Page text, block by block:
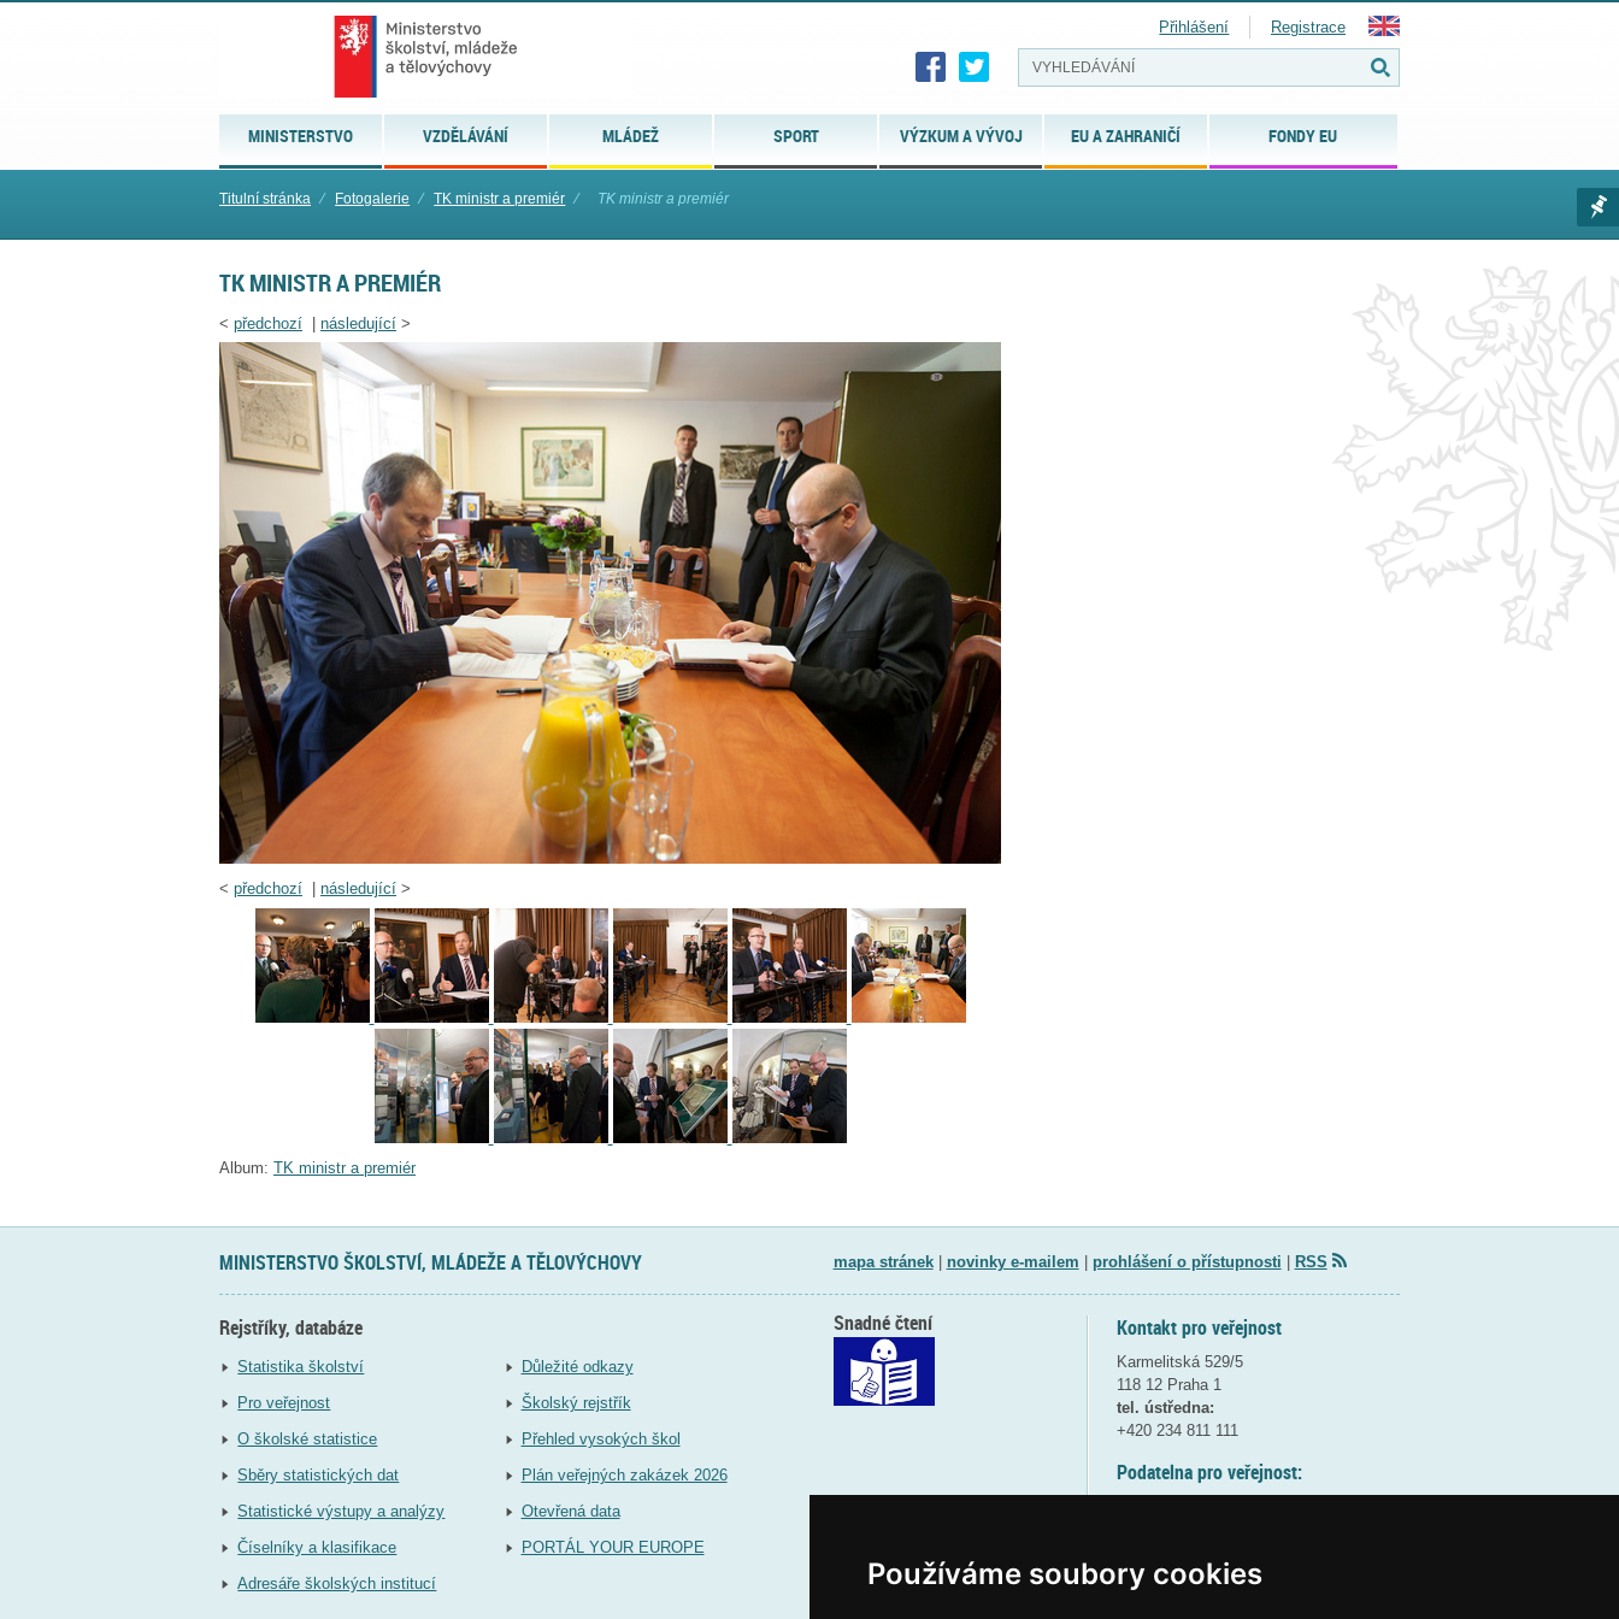
Používáme soubory cookies
MINISTERSTVO VZDĚLÁVÁNÍ MLÁDEŽ SPORT VÝZKUM A VÝVOJ EU A ZAHRANIČÍ FONDY EU
Přihlášení Registrace
Titulní stránka ⁄ Fotogalerie ⁄ TK ministr a premiér ⁄ TK ministr a premiér
TK MINISTR A PREMIÉR
< předchozí následující >
< předchozí následující >
Album: TK ministr a premiér
MINISTERSTVO ŠKOLSTVÍ, MLÁDEŽE A TĚLOVÝCHOVY mapa stránek| novinky e-mailem prohlášení o přístupnosti RSS
Rejstříky, databáze
Statistika školství
Pro veřejnost
O školské statistice
Sběry statistických dat
Statistické výstupy a analýzy
Číselníky a klasifikace
Adresáře školských institucí
Důležité odkazy
Školský rejstřík
Přehled vysokých škol
Plán veřejných zakázek 2026
Otevřená data
PORTÁL YOUR EUROPE
Kontakt pro veřejnost
Karmelitská 529/5
118 12 Praha 1
tel. ústředna:
+420 234 811 111
Podatelna pro veřejnost:
Snadné čtení